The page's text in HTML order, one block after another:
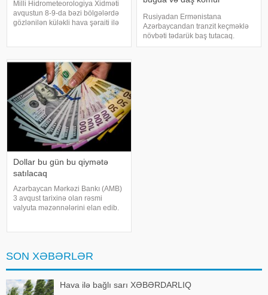
Milli Hidrometeorologiya Xidməti
avqustun 8-9-da bəzi bölgələrdə
gözlənilən küləkli hava şəraiti ilə
Goranboy, Naftalan, Daşkəsən
Rusiyadan Ermənistana
Azərbaycandan tranzit keçməklə
növbəti tədarük baş tutacaq.
xəbər verir ki, bu ölkəyə 8 vaqon
Dollar bu gün bu qiymətə
satılacaq
Azərbaycan Mərkəzi Bankı (AMB)
3 avqust tarixinə olan rəsmi
valyuta məzənnələrini elan edib.
SON XƏBƏRLƏR
Hava ilə bağlı sarı XƏBƏRDARLIQ